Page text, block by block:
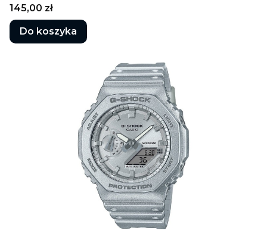
Cena
145,00 zł
Do koszyka